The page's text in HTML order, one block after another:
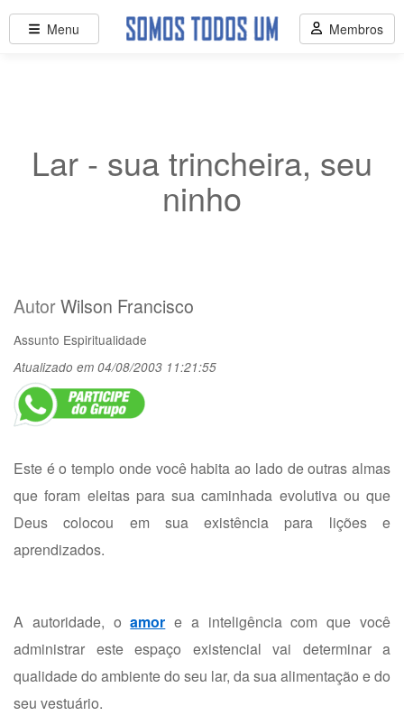
Lar - sua trincheira, seu
ninho
AutorWilson Francisco
Assunto Espiritualidade
Atualizado em 04/08/2003 11:21:55
Este é o templo onde você habita ao lado de outras almas
que foram eleitas para sua caminhada evolutiva ou que
Deus colocou em sua existência para lições e
aprendizados.
A autoridade, oamor e a inteligência com que você
administrar este espaço existencial vai determinar a
qualidade do ambiente do seu lar, da sua alimentação e do
seu vestuário.
Menu Membros